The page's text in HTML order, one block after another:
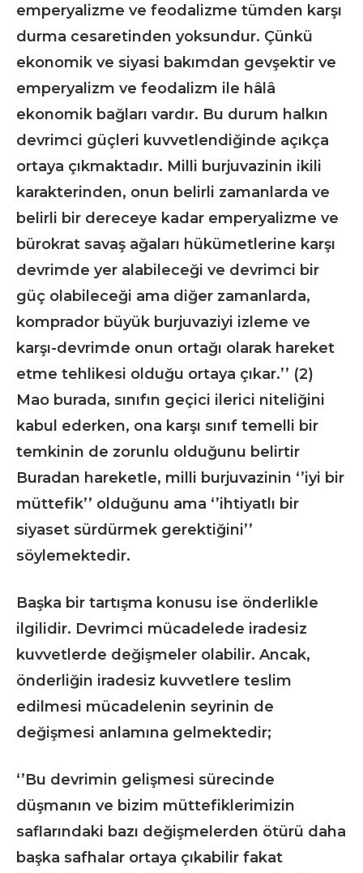
emperyalizme ve feodalizme tümden karşı
durma cesaretinden yoksundur. Çünkü
ekonomik ve siyasi bakımdan gevşektir ve
emperyalizm ve feodalizm ile hâlâ
ekonomik bağları vardır. Bu durum halkın
devrimci güçleri kuvvetlendiğinde açıkça
ortaya çıkmaktadır. Milli burjuvazinin ikili
karakterinden, onun belirli zamanlarda ve
belirli bir dereceye kadar emperyalizme ve
bürokrat savaş ağaları hükümetlerine karşı
devrimde yer alabileceği ve devrimci bir
güç olabileceği ama diğer zamanlarda,
komprador büyük burjuvaziyi izleme ve
karşı-devrimde onun ortağı olarak hareket
etme tehlikesi olduğu ortaya çıkar.’’ (2)
Mao burada, sınıfın geçici ilerici niteliğini
kabul ederken, ona karşı sınıf temelli bir
temkinin de zorunlu olduğunu belirtir
Buradan hareketle, milli burjuvazinin ‘’iyi bir
müttefik’’ olduğunu ama ‘’ihtiyatlı bir
siyaset sürdürmek gerektiğini’’
söylemektedir.
Başka bir tartışma konusu ise önderlikle
ilgilidir. Devrimci mücadelede iradesiz
kuvvetlerde değişmeler olabilir. Ancak,
önderliğin iradesiz kuvvetlere teslim
edilmesi mücadelenin seyrinin de
değişmesi anlamına gelmektedir;
‘’Bu devrimin gelişmesi sürecinde
düşmanın ve bizim müttefiklerimizin
saflarındaki bazı değişmelerden ötürü daha
başka safhalar ortaya çıkabilir fakat